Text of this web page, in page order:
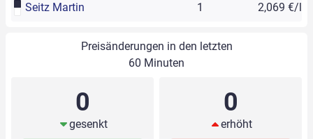
Seitz Martin 1 2,069 €/l
Preisänderungen in den letzten
60 Minuten
0
gesenkt
0
erhöht